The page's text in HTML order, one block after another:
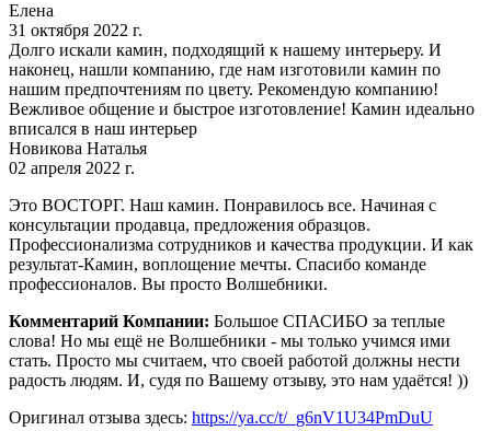
Елена
31 октября 2022 г.
Долго искали камин, подходящий к нашему интерьеру. И
наконец, нашли компанию, где нам изготовили камин по
нашим предпочтениям по цвету. Рекомендую компанию!
Вежливое общение и быстрое изготовление! Камин идеально
вписался в наш интерьер
Новикова Наталья
02 апреля 2022 г.
Это ВОСТОРГ. Наш камин. Понравилось все. Начиная с
консультации продавца, предложения образцов.
Профессионализма сотрудников и качества продукции. И как
результат-Камин, воплощение мечты. Спасибо команде
профессионалов. Вы просто Волшебники.
Комментарий Компании: Большое СПАСИБО за теплые
слова! Но мы ещё не Волшебники - мы только учимся ими
стать. Просто мы считаем, что своей работой должны нести
радость людям. И, судя по Вашему отзыву, это нам удаётся! ))
Оригинал отзыва здесь: https://ya.cc/t/_g6nV1U34PmDuU